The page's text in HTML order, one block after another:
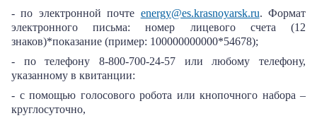
- по электронной почте energy@es.krasnoyarsk.ru. Формат
электронного письма: номер лицевого счета (12
знаков)*показание (пример: 100000000000*54678);
- по телефону 8-800-700-24-57 или любому телефону,
указанному в квитанции:
- с помощью голосового робота или кнопочного набора –
круглосуточно,